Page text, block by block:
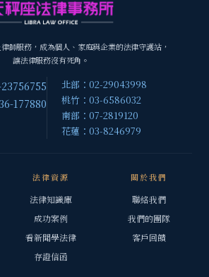
師服務，成為個人、家庭與企業的法律守護站，
讓法律服務沒有死角。
177880
北部：02-29043998
桃竹：03-6586032
南部：07-2819120
花蓮：03-8246979
法律資源
法律知識庫
成功案例
看新聞學法律
存證信函
關於我們
聯絡我們
我們的團隊
客戶回饋